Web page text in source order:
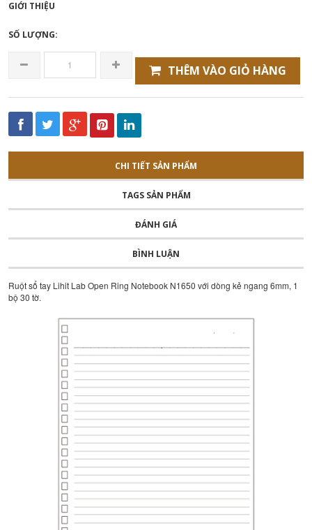
GIỚI THIỆU
SỐ LƯỢNG:
THÊM VÀO GIỎ HÀNG
CHI TIẾT SẢN PHẨM
TAGS SẢN PHẨM
ĐÁNH GIÁ
BÌNH LUẬN
Ruột sổ tay Lihit Lab Open Ring Notebook N1650 với dòng kẻ ngang 6mm, 1
bộ 30 tờ.